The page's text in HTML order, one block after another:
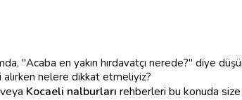
"Acaba en yakın hırdavatçı nerede?" diye
alırken nelere dikkat etmeliyiz?
Kocaeli nalburları rehberleri bu konuda size